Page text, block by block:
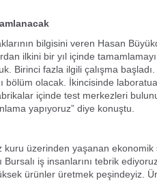
bilgisini veren Hasan
ilkini bir yıl içinde tamamlamayı
Birinci fazla ilgili çalışma
bölüm olacak. İkincisinde
içinde test merkezleri
yapıyoruz” diye konuştu.
üzerinden yaşanan ekonomik
Bursalı iş insanlarını tebrik
ürünler üretmek peşindeyiz.